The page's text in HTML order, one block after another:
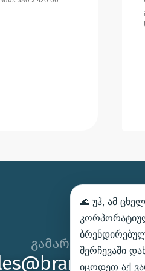
გამარჯობა,
🌊 უჰ, ამ
შერჩევაში
იცოდეთ აქ